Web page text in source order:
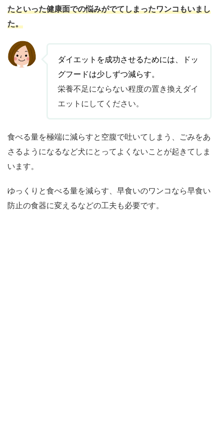
たといった健康面での悩みがでてしまったワンコもいまし
た。
ダイエットを成功させるためには、ドッ
グフードは少しずつ減らす。
栄養不足にならない程度の置き換えダイ
エットにしてください。
食べる量を極端に減らすと空腹で吐いてしまう、ごみをあ
さるようになるなど犬にとってよくないことが起きてしま
います。
ゆっくりと食べる量を減らす、早食いのワンコなら早食い
防止の食器に変えるなどの工夫も必要です。